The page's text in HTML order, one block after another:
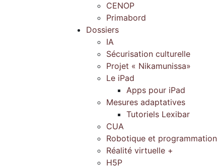
CENOP
Primabord
Dossiers
IA
Sécurisation culturelle
Projet « Nikamunissa»
Le iPad
Apps pour iPad
Mesures adaptatives
Tutoriels Lexibar
CUA
Robotique et programmation
Réalité virtuelle +
H5P